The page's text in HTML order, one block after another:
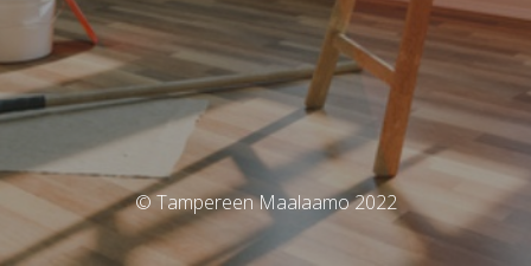
© Tampereen Maalaamo 2022